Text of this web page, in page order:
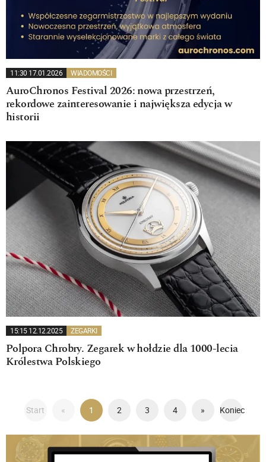
11:30 17.01.2026 WIADOMOŚCI
AuroChronos Festival 2026: nowa przestrzeń,
rekordowe zainteresowanie i największa edycja w
historii
15:15 12.12.2025 ZEGARKI
Polpora Chrobry. Zegarek w hołdzie dla 1000-lecia
Królestwa Polskiego
Start « 1 2 3 4 » Koniec